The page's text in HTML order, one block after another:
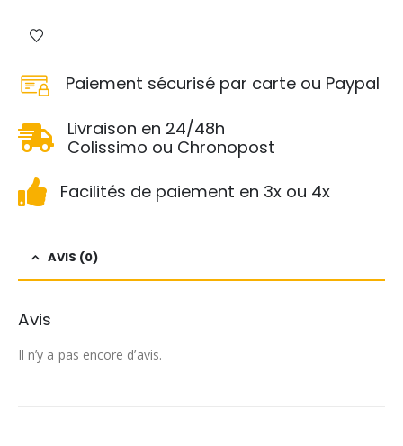
Paiement sécurisé par carte ou Paypal
Livraison en 24/48h
Colissimo ou Chronopost
Facilités de paiement en 3x ou 4x
AVIS (0)
Avis
Il n’y a pas encore d’avis.